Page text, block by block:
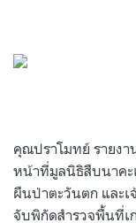
คุณปราโมทย์ รายงา
หน้าที่มูลนิธิสืบนาคะ
ผืนป่าตะวันตก และ
จับพิกัดสำรวจพื้นที่เ